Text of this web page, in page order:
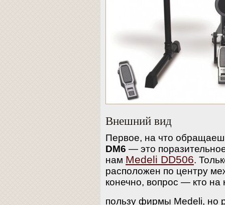
Внешний вид
Первое, на что
DM6 — это
нам Medeli DD506.
расположен по центру
конечно, вопрос — кто на
пользу фирмы Medeli, но